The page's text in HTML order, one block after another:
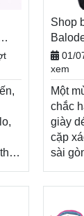
balo
Túi
quốc,
thanh
hàng
Shop
01/
xem
Một
chắc
giày
cặp
sài
lượng
đầy